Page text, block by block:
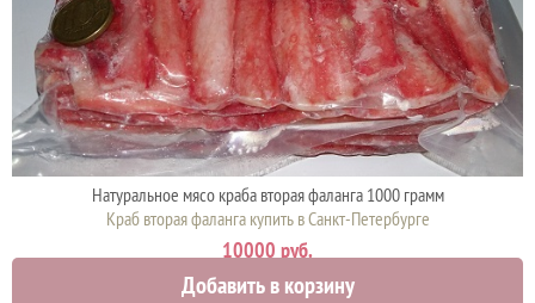
Натуральное мясо краба вторая фаланга 1000 грамм
Краб вторая фаланга купить в Санкт-Петербурге
10000 руб.
Добавить в корзину